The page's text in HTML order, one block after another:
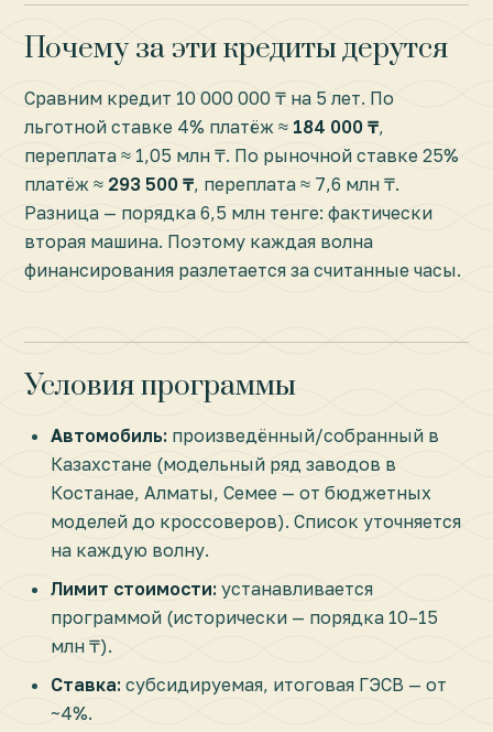
Почему за эти кредиты дерутся
Сравним кредит 10 000 000 ₸ на 5 лет. По
льготной ставке 4% платёж ≈ 184 000 ₸,
переплата ≈ 1,05 млн ₸. По рыночной ставке 25%
платёж ≈ 293 500 ₸, переплата ≈ 7,6 млн ₸.
Разница — порядка 6,5 млн тенге: фактически
вторая машина. Поэтому каждая волна
финансирования разлетается за считанные часы.
Условия программы
Автомобиль: произведённый/собранный в
Казахстане (модельный ряд заводов в
Костанае, Алматы, Семее — от бюджетных
моделей до кроссоверов). Список уточняется
на каждую волну.
Лимит стоимости: устанавливается
программой (исторически — порядка 10–15
млн ₸).
Ставка: субсидируемая, итоговая ГЭСВ — от
~4%.